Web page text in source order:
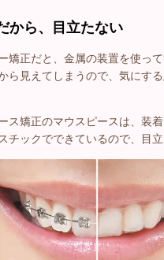
から、目立たない
矯正だと、金属の装置を使って
ら見えてしまうので、気にす
ス矯正のマウスピースは、装
チックでできているので、目立